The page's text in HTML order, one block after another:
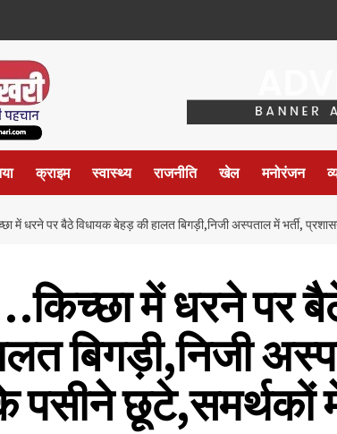
क्राइम स्वास्थ्य राजनीति खेल मनोरंजन
में धरने पर बैठे विधायक बेहड़ की हालत बिगड़ी,निजी अस्पताल में भर्ती,
में धरने पर
बिगड़ी,निजी
पसीने